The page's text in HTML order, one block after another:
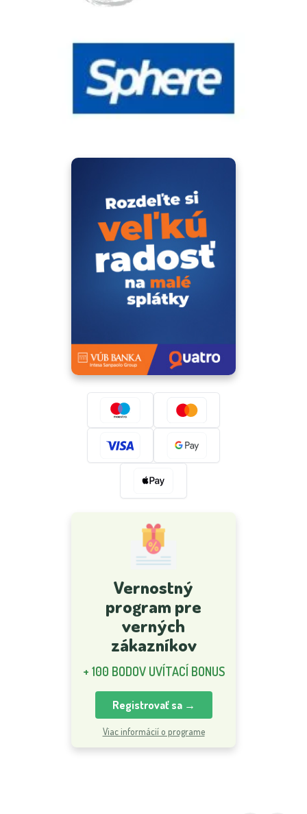
Vernostný
program pre
verných
zákazníkov
+ 100 BODOV UVÍTACÍ BONUS
Registrovať sa →
Viac informácií o programe